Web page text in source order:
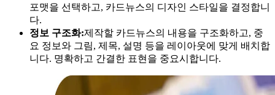
포맷을 선택하고, 카드뉴스의 디자인 스타일을 결정합니
다.
정보 구조화:제작할 카드뉴스의 내용을 구조화하고, 중
요 정보와 그림, 제목, 설명 등을 레이아웃에 맞게 배치합
니다. 명확하고 간결한 표현을 중요시합니다.